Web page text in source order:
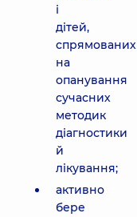
і
дітей,
спрямованих
на
опанування
сучасних
методик
діагностики
й
лікування;
активно
бере